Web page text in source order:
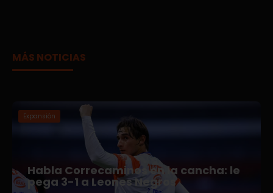
MÁS NOTICIAS
Expansión
Habla Correcaminos en la cancha: le
pega 3-1 a Leones Negros